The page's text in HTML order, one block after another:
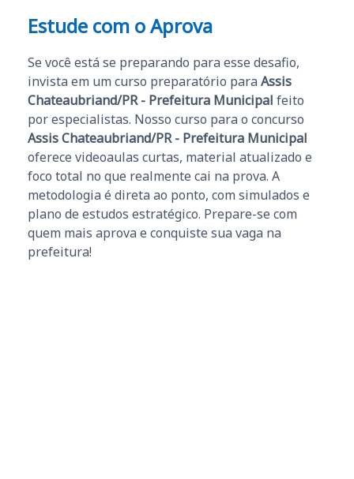
Estude com o Aprova
Se você está se preparando para esse desafio,
invista em um curso preparatório para Assis
Chateaubriand/PR - Prefeitura Municipal feito
por especialistas. Nosso curso para o concurso
Assis Chateaubriand/PR - Prefeitura Municipal
oferece videoaulas curtas, material atualizado e
foco total no que realmente cai na prova. A
metodologia é direta ao ponto, com simulados e
plano de estudos estratégico. Prepare-se com
quem mais aprova e conquiste sua vaga na
prefeitura!